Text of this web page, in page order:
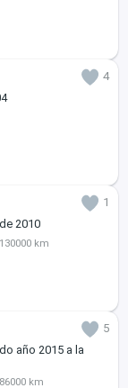
4
1
2010
km
5
año 2015 a la
km